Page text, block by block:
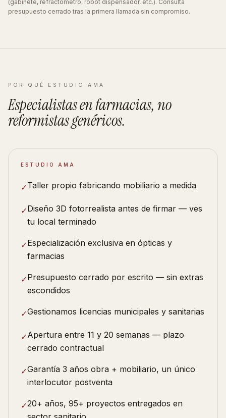
(gabinete, refractómetro, robot dispensador, etc.). Consulta
presupuesto cerrado tras la primera llamada sin compromiso.
POR QUÉ ESTUDIO AMA
Especialistas enfarmacias, no
reformistasgenéricos.
ESTUDIO AMA
✓Taller propio fabricando mobiliario a medida
✓Diseño 3D fotorrealista antes de firmar — ves
tu local terminado
✓Especialización exclusiva en ópticas y
farmacias
✓Presupuesto cerrado por escrito — sin extras
escondidos
✓Gestionamos licencias municipales y sanitarias
✓Apertura entre 11 y 20 semanas — plazo
cerrado contractual
✓Garantía 3 años obra + mobiliario, un único
interlocutor postventa
✓20+ años, 95+ proyectos entregados en